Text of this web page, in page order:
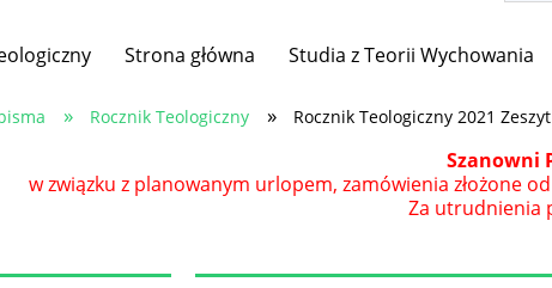
Strona główna Studia z Teorii Wychowania
» Rocznik Teologiczny » Rocznik Teologiczny 2021 Zeszyt
Szanowni
w związku z planowanym urlopem, zamówienia złożone
Za utrudnienia